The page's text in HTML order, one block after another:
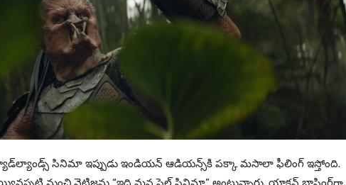
బ్యాడ్‌ల్యాండ్స్ సినిమా ఇప్పుడు ఇండియన్ ఆడియన్స్‌కి పక్కా మసాలా ఫీలింగ్ ఇస్తోంది.